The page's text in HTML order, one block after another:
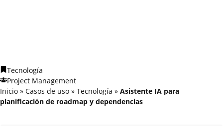
Tecnología
Project Management
Inicio » Casos de uso » Tecnología » Asistente IA para
planificación de roadmap y dependencias